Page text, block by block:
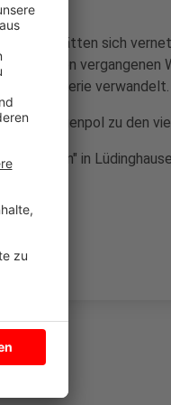
hätten sich
in den vergangenen
eine Galerie verwandelt.
Als Gegenpol zu den
shoppen" in